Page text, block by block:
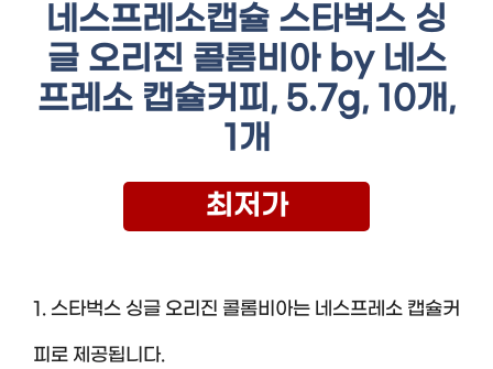
네스프레소캡슐 스타벅스 싱
글 오리진 콜롬비아 by 네스
프레소 캡슐커피, 5.7g, 10개,
1개
최저가
1. 스타벅스 싱글 오리진 콜롬비아는 네스프레소 캡슐커
피로 제공됩니다.